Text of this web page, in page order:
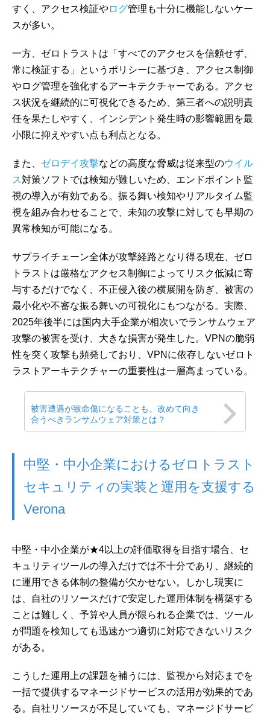
すく、アクセス検証やログ管理も十分に機能しないケー
スが多い。
一方、ゼロトラストは「すべてのアクセスを信頼せず、
常に検証する」というポリシーに基づき、アクセス制御
やログ管理を強化するアーキテクチャーである。アクセ
ス状況を継続的に可視化できるため、第三者への説明責
任を果たしやすく、インシデント発生時の影響範囲を最
小限に抑えやすい点も利点となる。
また、 ゼロデイ攻撃などの高度な脅威は従来型のウイル
ス対策ソフトでは検知が難しいため、エンドポイント監
視の導入が有効である。振る舞い検知やリアルタイム監
視を組み合わせることで、未知の攻撃に対しても早期の
異常検知が可能になる。
サプライチェーン全体が攻撃経路となり得る現在、ゼロ
トラストは厳格なアクセス制御によってリスク低減に寄
与するだけでなく、不正侵入後の横展開を防ぎ、被害の
最小化や不審な振る舞いの可視化にもつながる。実際、
2025年後半には国内大手企業が相次いでランサムウェア
攻撃の被害を受け、大きな損害が発生した。VPNの脆弱
性を突く攻撃も頻発しており、VPNに依存しないゼロト
ラストアーキテクチャーの重要性は一層高まっている。
被害遭遇が致命傷になることも。改めて向き
合うべきランサムウェア対策とは？
中堅・中小企業におけるゼロトラスト
セキュリティの実装と運用を支援する
Verona
中堅・中小企業が★4以上の評価取得を目指す場合、セ
キュリティツールの導入だけでは不十分であり、継続的
に運用できる体制の整備が欠かせない。しかし現実に
は、自社のリソースだけで安定した運用体制を構築する
ことは難しく、予算や人員が限られる企業では、ツール
が問題を検知しても迅速かつ適切に対応できないリスク
がある。
こうした運用上の課題を補うには、監視から対応までを
一括で提供するマネージドサービスの活用が効果的であ
る。自社リソースが不足していても、マネージドサービ